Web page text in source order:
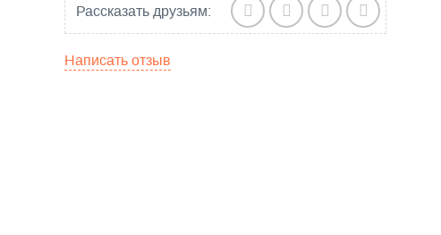
Рассказать друзьям:
Написать отзыв